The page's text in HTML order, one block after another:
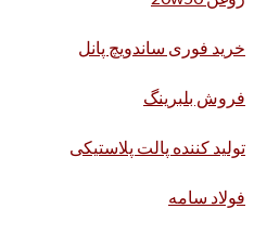
خرید فوری ساندویچ پانل
فروش بلبرینگ
تولید کننده پالت پلاستیکی
فولاد سامه